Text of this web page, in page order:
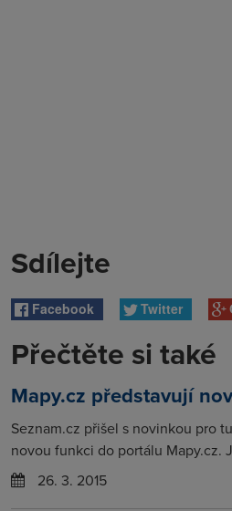
Sdílejte
Facebook Twitter
Přečtěte si také
Mapy.cz představují
Seznam.cz přišel s novinkou pro
novou funkci do portálu Mapy.cz.
26. 3. 2015